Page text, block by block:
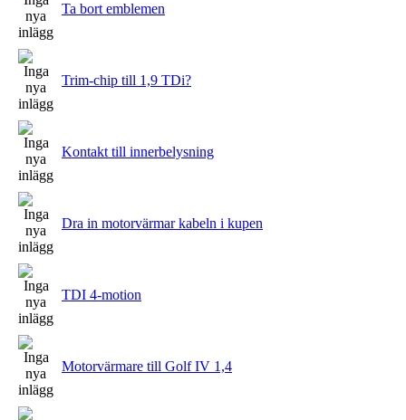
Ta bort emblemen
Trim-chip till 1,9 TDi?
Kontakt till innerbelysning
Dra in motorvärmar kabeln i kupen
TDI 4-motion
Motorvärmare till Golf IV 1,4